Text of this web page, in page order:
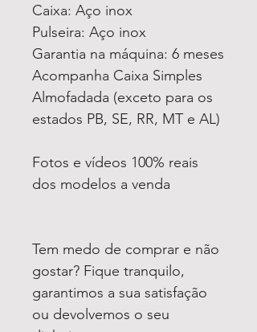
Caixa: Aço inox
Pulseira: Aço inox
Garantia na máquina: 6 meses
Acompanha Caixa Simples
Almofadada (exceto para os
estados PB, SE, RR, MT e AL)
Fotos e vídeos 100% reais
dos modelos a venda
Tem medo de comprar e não
gostar? Fique tranquilo,
garantimos a sua satisfação
ou devolvemos o seu